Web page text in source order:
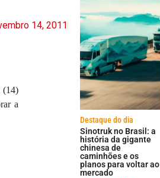
14, 2011
(14)
a
Destaque do dia
Sinotruk no Brasil: a
história da gigante
chinesa de
caminhões e os
planos para voltar ao
mercado